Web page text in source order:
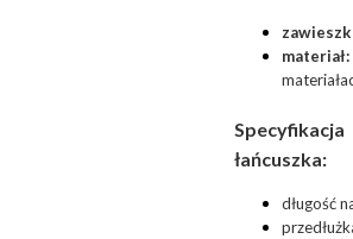
materiał:
łańcuszka:
długość